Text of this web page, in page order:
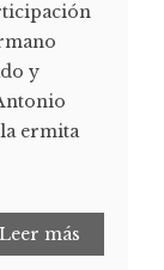
y
ermita
Leer más